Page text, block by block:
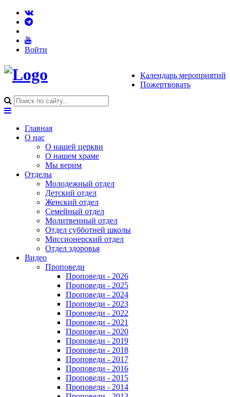
Войти
Календарь мероприятий
Пожертвовать
Главная
О нас
О нашей церкви
О нашем храме
Мы верим
Отделы
Молодежный отдел
Детский отдел
Женский отдел
Семейный отдел
Молитвенный отдел
Отдел субботней школы
Миссионерский отдел
Отдел здоровья
Видео
Проповеди
Проповеди - 2026
Проповеди - 2025
Проповеди - 2024
Проповеди - 2023
Проповеди - 2022
Проповеди - 2021
Проповеди - 2020
Проповеди - 2019
Проповеди - 2018
Проповеди - 2017
Проповеди - 2016
Проповеди - 2015
Проповеди - 2014